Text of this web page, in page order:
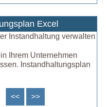
Excel
Instandhaltung verwalten
Ihrem Unternehmen
Instandhaltungsplan
<< >>